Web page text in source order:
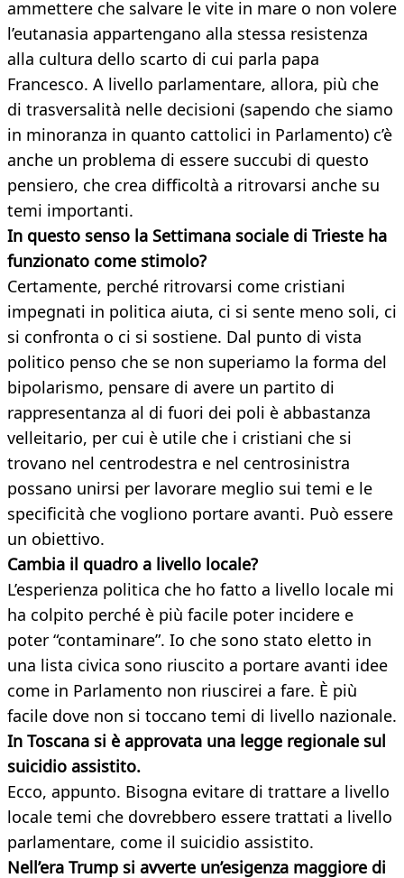
ammettere che salvare le vite in mare o non volere
l’eutanasia appartengano alla stessa resistenza
alla cultura dello scarto di cui parla papa
Francesco. A livello parlamentare, allora, più che
di trasversalità nelle decisioni (sapendo che siamo
in minoranza in quanto cattolici in Parlamento) c’è
anche un problema di essere succubi di questo
pensiero, che crea difficoltà a ritrovarsi anche su
temi importanti.
In questo senso la Settimana sociale di Trieste ha
funzionato come stimolo?
Certamente, perché ritrovarsi come cristiani
impegnati in politica aiuta, ci si sente meno soli, ci
si confronta o ci si sostiene. Dal punto di vista
politico penso che se non superiamo la forma del
bipolarismo, pensare di avere un partito di
rappresentanza al di fuori dei poli è abbastanza
velleitario, per cui è utile che i cristiani che si
trovano nel centrodestra e nel centrosinistra
possano unirsi per lavorare meglio sui temi e le
specificità che vogliono portare avanti. Può essere
un obiettivo.
Cambia il quadro a livello locale?
L’esperienza politica che ho fatto a livello locale mi
ha colpito perché è più facile poter incidere e
poter “contaminare”. Io che sono stato eletto in
una lista civica sono riuscito a portare avanti idee
come in Parlamento non riuscirei a fare. È più
facile dove non si toccano temi di livello nazionale.
In Toscana si è approvata una legge regionale sul
suicidio assistito.
Ecco, appunto. Bisogna evitare di trattare a livello
locale temi che dovrebbero essere trattati a livello
parlamentare, come il suicidio assistito.
Nell’era Trump si avverte un’esigenza maggiore di